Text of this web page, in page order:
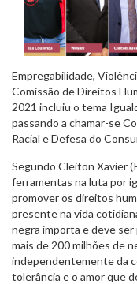
Empregabilidade,
Comissão de Direitos
2021 incluiu o tema
passando a chamar-se
Racial e Defesa do
Segundo Cleiton Xavier
ferramentas na luta por
promover os direitos
presente na vida
negra importa e deve
mais de 200 milhões de
independentemente da
tolerância e o amor que